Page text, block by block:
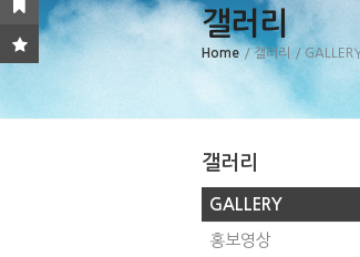
갤러리
Home / 갤러리 /
갤러리
GALLERY
홍보영상
Sketchbook5, 스케치
Sketchbook5, 스케치